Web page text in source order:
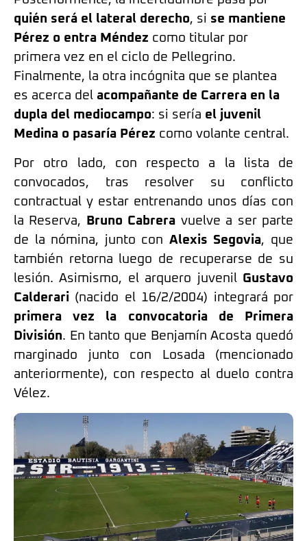
quién será el lateral derecho, si se mantiene
Pérez o entra Méndez como titular por
primera vez en el ciclo de Pellegrino.
Finalmente, la otra incógnita que se plantea
es acerca del acompañante de Carrera en la
dupla del mediocampo: si sería el juvenil
Medina o pasaría Pérez como volante central.
Por otro lado, con respecto a la lista de
convocados, tras resolver su conflicto
contractual y estar entrenando unos días con
la Reserva,
Bruno Cabrera vuelve a ser parte
de la nómina, junto con Alexis Segovia, que
también retorna luego de recuperarse de su
lesión. Asimismo, el arquero juvenil Gustavo
Calderari (nacido el 16/2/2004) integrará por
primera vez la convocatoria de Primera
División. En tanto que Benjamín Acosta quedó
marginado junto con Losada (mencionado
anteriormente), con respecto al duelo contra
Vélez.